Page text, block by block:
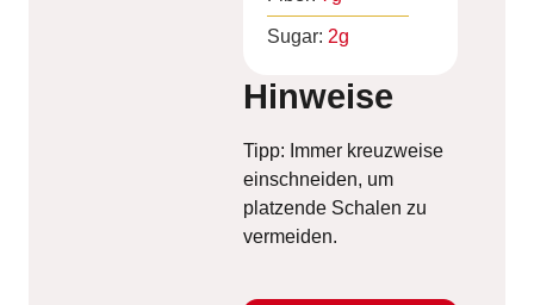
Sugar: 2g
Hinweise
Tipp: Immer kreuzweise
einschneiden, um
platzende Schalen zu
vermeiden.